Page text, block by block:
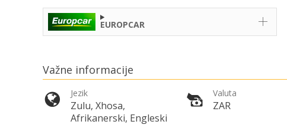
EUROPCAR
Važne informacije
Jezik
Zulu, Xhosa,
Afrikanerski, Engleski
Valuta
ZAR